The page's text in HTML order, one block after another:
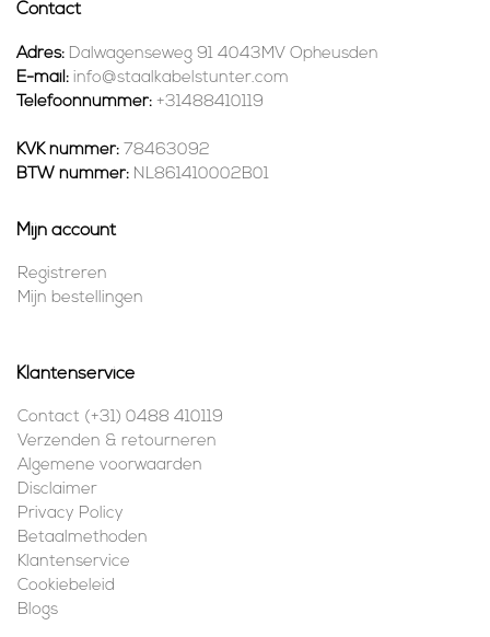
Contact
Adres: Dalwagenseweg 91 4043MV Opheusden
E-mail: info@staalkabelstunter.com
Telefoonnummer: +31488410119
KVK nummer: 78463092
BTW nummer: NL861410002B01
Mijn account
Registreren
Mijn bestellingen
Klantenservice
Contact (+31) 0488 410119
Verzenden & retourneren
Algemene voorwaarden
Disclaimer
Privacy Policy
Betaalmethoden
Klantenservice
Cookiebeleid
Blogs